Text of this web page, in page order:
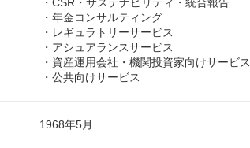
・CSR・サステナビリティ・統合報告
・年金コンサルティング
・レギュラトリーサービス
・アシュアランスサービス
・資産運用会社・機関投資家向けサービス
・公共向けサービス
1968年5月